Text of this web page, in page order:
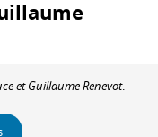
et Guillaume Renevot.